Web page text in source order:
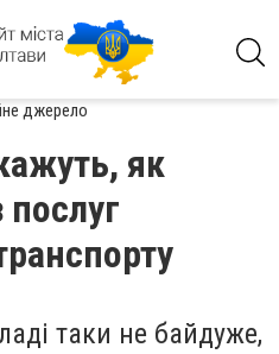
джерело
як
таки нe байдужe,